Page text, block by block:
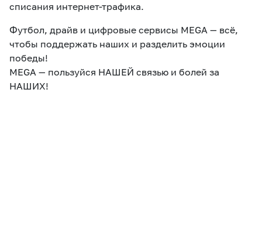
списания интернет-трафика.
Футбол, драйв и цифровые сервисы MEGA — всё,
чтобы поддержать наших и разделить эмоции
победы!
MEGA — пользуйся НАШЕЙ связью и болей за
НАШИХ!